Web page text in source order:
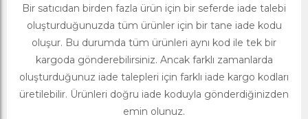
Bir satıcıdan birden fazla ürün için bir seferde iade talebi
oluşturduğunuzda tüm ürünler için bir tane iade kodu
oluşur. Bu durumda tüm ürünleri aynı kod ile tek bir
kargoda gönderebilirsiniz. Ancak farklı zamanlarda
oluşturduğunuz iade talepleri için farklı iade kargo kodları
üretilebilir. Ürünleri doğru iade koduyla gönderdiğinizden
emin olunuz.